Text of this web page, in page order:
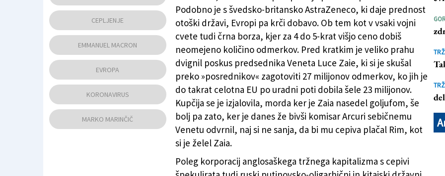
Podobno je s švedsko-britansko AstraZeneco, ki daje prednost
otoški državi, Evropi pa krči dobavo. Ob tem kot v vsaki vojni
cvete tudi črna borza, kjer za 4 do 5-krat višjo ceno dobiš
neomejeno količino odmerkov. Pred kratkim je veliko prahu
dvignil poskus predsednika Veneta Luce Zaie, ki si je skušal
preko »posrednikov« zagotoviti 27 milijonov odmerkov, ko jih je
do takrat celotna EU po uradni poti dobila šele 23 milijonov.
Kupčija se je izjalovila, morda ker je Zaia nasedel goljufom, še
bolj pa zato, ker je danes že bivši komisar Arcuri sebičnemu
Venetu odvrnil, naj si ne sanja, da bi mu cepiva plačal Rim, kot
si je želel Zaia.
Poleg korporacij anglosaškega tržnega kapitalizma s cepivi
CEPLJENJE
EMMANUEL MACRON
EVROPA
KORONAVIRUS
MARKO MARINČIČ